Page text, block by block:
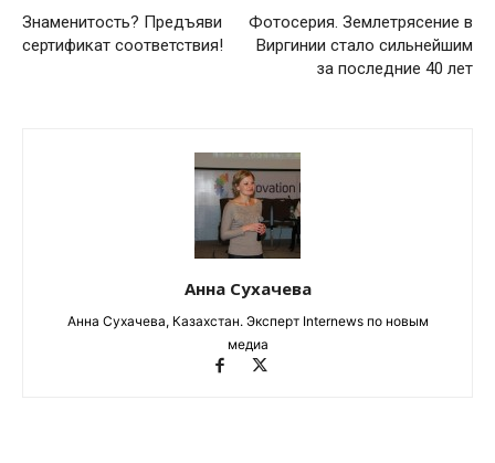
Знаменитость? Предъяви
сертификат соответствия!
Фотосерия. Землетрясение в
Виргинии стало сильнейшим
за последние 40 лет
Анна Сухачева
Анна Сухачева, Казахстан. Эксперт Internews по новым
медиа